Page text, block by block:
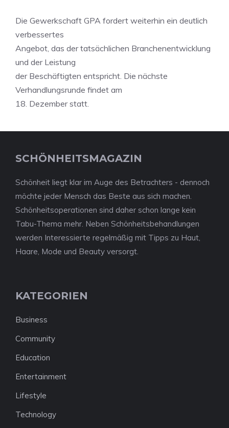
Die Gewerkschaft GPA fordert weiterhin ein deutlich
verbessertes
Angebot, das der tatsächlichen Branchenentwicklung
und der Leistung
der Beschäftigten entspricht. Die nächste
Verhandlungsrunde findet am
18. Dezember statt.
SCHÖNHEITSMAGAZIN
Schönheit liegt klar im Auge des Betrachters - dennoch
möchte jeder Mensch das Beste aus sich machen.
Schönheitsoperationen sind daher schon lange kein
Tabu-Thema mehr. Neben Schönheitsbehandlungen
werden Interessierte regelmäßig mit Tipps zu Haut,
Haare, Mode und Beauty versorgt.
KATEGORIEN
Business
Community
Education
Entertainment
Lifestyle
Technology